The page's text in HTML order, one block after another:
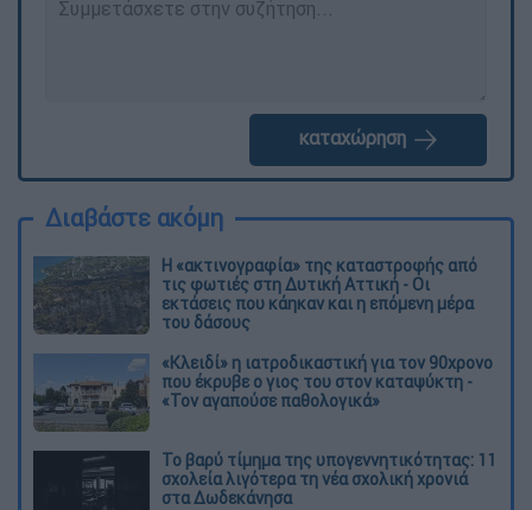
καταχώρηση
Διαβάστε ακόμη
Η «ακτινογραφία» της καταστροφής από
τις φωτιές στη Δυτική Αττική - Οι
εκτάσεις που κάηκαν και η επόμενη μέρα
του δάσους
«Κλειδί» η ιατροδικαστική για τον 90χρονο
που έκρυβε ο γιος του στον καταψύκτη -
«Τον αγαπούσε παθολογικά»
Το βαρύ τίμημα της υπογεννητικότητας: 11
σχολεία λιγότερα τη νέα σχολική χρονιά
στα Δωδεκάνησα